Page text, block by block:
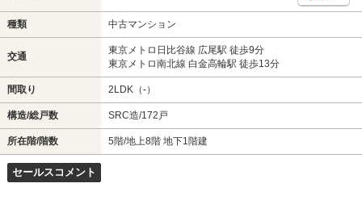
種類 中古マンション
交通
東京メトロ日比谷線 広尾駅 徒歩9分
東京メトロ南北線 白金高輪駅 徒歩13分
間取り 2LDK（-）
構造/総戸数 SRC造/172戸
所在階/階数 5階/地上8階 地下1階建
セールスコメント